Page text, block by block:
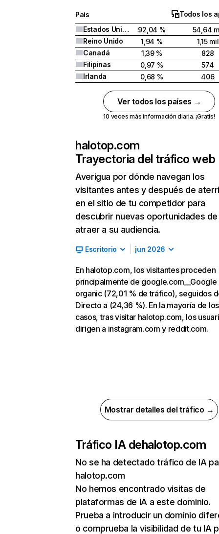
País
Todos los
Estados Unidos
92,04 %
54,64
Reino Unido
1,94 %
1,15 mil
Canadá
1,39 %
828
Filipinas
0,97 %
574
Irlanda
0,68 % 406
Ver todos los países →
10 veces más información diaria. ¡Gratis!
halotop.com
Trayectoria del tráfico web
Averigua por dónde navegan los
visitantes antes y después de
en el sitio de tu competidor para
descubrir nuevas oportunidades de
atraer a su audiencia.
Escritorio jun 2026
En halotop.com, los visitantes proceden
principalmente de google.com__Google
organic (72,01 % de tráfico), seguidos
Directo a (24,36 %). En la mayoría de los
casos, tras visitar halotop.com, los
dirigen a instagram.com y reddit.com.
Mostrar detalles del tráfico →
Tráfico IA dehalotop.com
No se ha detectado tráfico de IA
halotop.com
No hemos encontrado visitas de
plataformas de IA a este dominio.
Prueba a introducir un dominio
o comprueba la visibilidad de tu IA